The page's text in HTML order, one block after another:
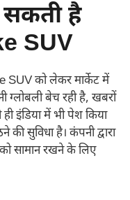
है
SUV
SUV को लेकर मार्केट में
ग्लोबली बेच रही है, खबरों
इंडिया में भी पेश किया
सुविधा है। कंपनी द्वारा
सामान रखने के लिए